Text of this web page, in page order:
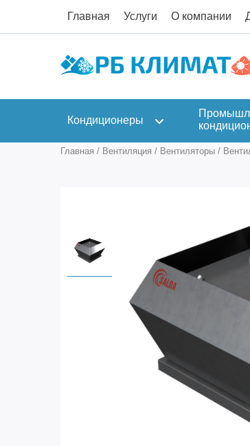
Главная Услуги О компании
Кондиционеры
Главная / Вентиляция / Вентиляторы /